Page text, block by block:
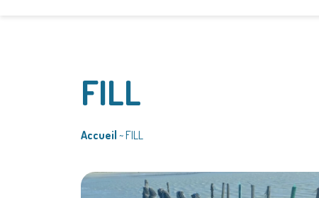
FILL
Accueil ~FILL